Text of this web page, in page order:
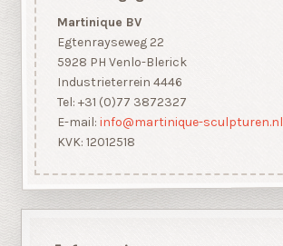
Martinique BV
Egtenrayseweg 22
5928 PH Venlo-Blerick
Industrieterrein 4446
Tel: +31 (0)77 3872327
E-mail: info@martinique-sculpturen.nl
KVK: 12012518